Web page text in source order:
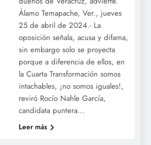
Álamo Temapache, Ver., jueves
25 de abril de 2024.- La
oposición señala, acusa y difama,
sin embargo solo se proyecta
porque a diferencia de ellos, en
la Cuarta Transformación somos
intachables, ¡no somos iguales!,
reviró Rocío Nahle García,
candidata puntera…
Leer más